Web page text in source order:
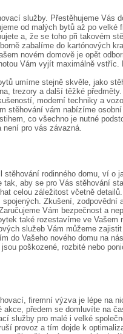
služby. Přestěhujeme Vás
od malých bytů až po velké
a, že se toho při takovém
zabalíme do kartónových
novém domově je opět
Vám vyjít maximálně
umíme stejně skvěle, jako
trezory a další těžké
moderní techniky a
stěhování vám nabízíme
co všechno je nutné
není pro vás závazná.
stěhování rodinného domu, ví o
aby se pro Vás stěhování
celou záležitost včetně
Zkušení,
Vám bezpečnost a
také rozestavíme ve
do Vašeho nového domu na
poškozené, rozbité nebo
firemní výzva je lépe na
akce, předem se domluvíte na
služby pro malé i velké
provoz a tím dojde k